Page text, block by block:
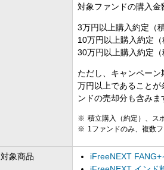
対象ファンドの購入
3万円以上購入約定（
10万円以上購入約定
30万円以上購入約定
ただし、キャンペー
万円以上であること
ンドの売却分も含みま
積立購入（約定）、ス
1ファンドのみ、複数
対象商品
iFreeNEXT